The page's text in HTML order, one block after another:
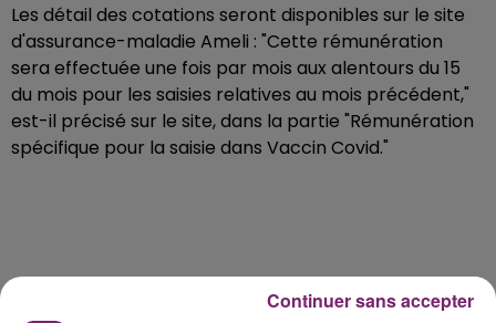
Les détail des cotations seront disponibles sur le site
d'assurance-maladie Ameli : "Cette rémunération
sera effectuée une fois par mois aux alentours du 15
du mois pour les saisies relatives au mois précédent,"
est-il précisé sur le site, dans la partie "Rémunération
spécifique pour la saisie dans Vaccin Covid."
Continuer sans accepter